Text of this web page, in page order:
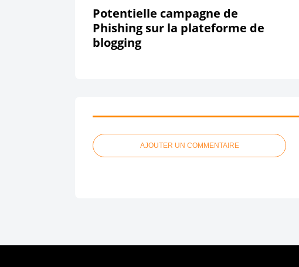
Potentielle campagne de
Phishing sur la plateforme de
blogging
AJOUTER UN COMMENTAIRE